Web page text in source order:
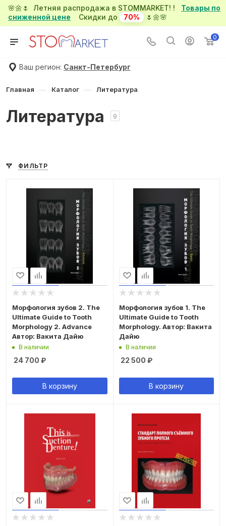
🌸🌼🌷 Летняя распродажа в STOMMARKET! ! Товары по
сниженной цене Скидки до 70% 🌷🌼🌸
0
Ваш регион: Санкт-Петербург
Главная — Каталог — Литература
Литература 9
ФИЛЬТР
Морфология зубов 2. The
Ultimate Guide to Tooth
Morphology 2. Advance
Автор: Вакита Дайю
В наличии
24 700 ₽
В корзину
Морфология зубов 1. The
Ultimate Guide to Tooth
Morphology. Автор: Вакита
Дайю
В наличии
22 500 ₽
В корзину